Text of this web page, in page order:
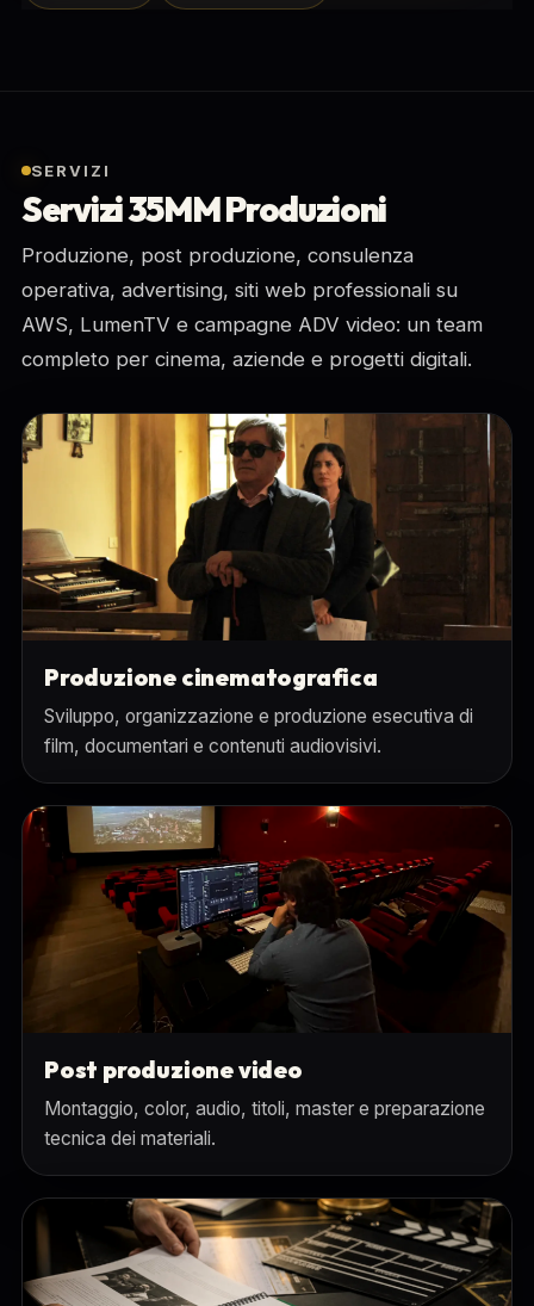
SERVIZI
Servizi 35MM Produzioni
Produzione, post produzione, consulenza
operativa, advertising, siti web professionali su
AWS, LumenTV e campagne ADV video: un team
completo per cinema, aziende e progetti digitali.
Produzione cinematografica
Sviluppo, organizzazione e produzione esecutiva di
film, documentari e contenuti audiovisivi.
Post produzione video
Montaggio, color, audio, titoli, master e preparazione
tecnica dei materiali.